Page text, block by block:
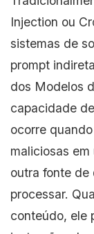
Injection ou
sistemas de
prompt
dos Modelos
capacidade
ocorre
maliciosas
outra fonte de
processar.
conteúdo, ele